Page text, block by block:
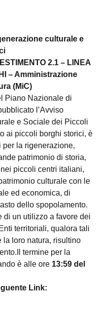
culturale e
2.1 – LINEA
– Amministrazione
(MiC)
Piano Nazionale di
l’Avviso
e Sociale dei Piccoli
ai piccoli borghi storici, è
per la rigenerazione,
patrimonio di storia,
piccoli centri italiani,
culturale con le
ed economica, di
dello spopolamento.
di un utilizzo a favore dei
territoriali, qualora tali
la loro natura, risultino
termine per la
è alle ore 13:59 del
Link: